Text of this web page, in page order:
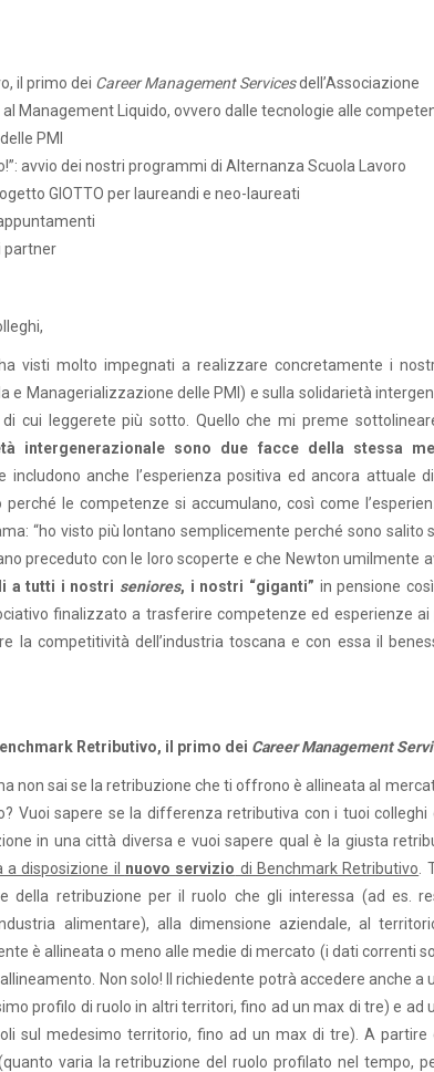
il primo dei Career Management Servicesdell’Associazione
al Management Liquido, ovvero dalle tecnologie alle
PMI
avvio dei nostri programmi di Alternanza Scuola Lavoro
GIOTTO per laureandi e neo-laureati
partner
visti molto impegnati a realizzare concretamente i
e Managerializzazione delle PMI) e sulla solidarietà
di cui leggerete più sotto. Quello che mi preme
intergenerazionale sono due facce della stessa
includono anche l’esperienza positiva ed ancora
le competenze si accumulano, così come
“ho visto più lontano semplicemente perché sono salito
preceduto con le loro scoperte e che Newton umilmente
a tutti i nostri seniores, i nostri “giganti” in pensione
finalizzato a trasferire competenze ed esperienze
la competitività dell’industria toscana e con essa il
Retributivo, il primo dei Career Management
non sai se la retribuzione che ti offrono è allineata al
Vuoi sapere se la differenza retributiva con i tuoi
in una città diversa e vuoi sapere qual è la giusta
a disposizione il nuovo servizio di Benchmark Retributivo
della retribuzione per il ruolo che gli interessa (ad es.
alimentare), alla dimensione aziendale, al
è allineata o meno alle medie di mercato (i dati correnti
Non solo! Il richiedente potrà accedere anche a
profilo di ruolo in altri territori, fino ad un max di tre) e ad
sul medesimo territorio, fino ad un max di tre). A
varia la retribuzione del ruolo profilato nel tempo,